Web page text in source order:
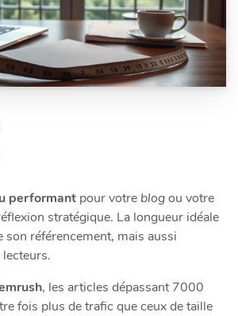
performant pour votre blogou votre
stratégique. La longueur idéale
son référencement, mais aussi
lecteurs.
, les articles dépassant 7000
fois plus de trafic que ceux de taille